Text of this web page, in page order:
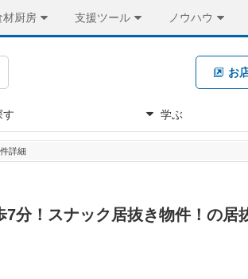
材厨房 支援ツール ノウハウ
お
す 学ぶ
詳細
分！スナック居抜き物件！の居